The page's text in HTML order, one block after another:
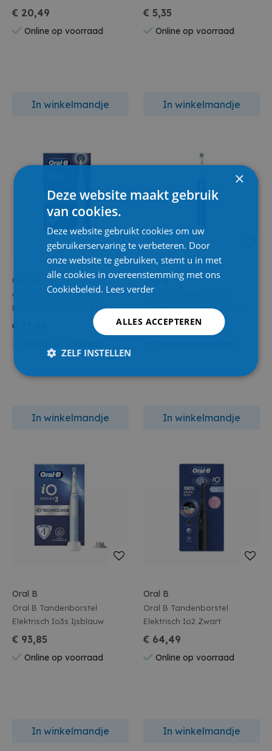
2st
€ 20,49
Online op voorraad
In winkelmandje
€ 5,35
Online op voorraad
In winkelmandje
Oral B
Oral B Tandenborstel
Elektrisch Pro 3000 Blauw
€ 71,99
In winkelmandje
Oral B
Oral B Tandenborstel
Elektrisch Io3s Mat Zwart
€ 93,65
In winkelmandje
Oral B
Oral B Tandenborstel
Elektrisch Io3s Ijsblauw
€ 93,85
Online op voorraad
In winkelmandje
Oral B
Oral B Tandenborstel
Elektrisch Io2 Zwart
€ 64,49
Online op voorraad
In winkelmandje
×
Deze website maakt gebruik
van cookies.
Deze website gebruikt cookies om uw
gebruikerservaring te verbeteren. Door
onze website te gebruiken, stemt u in met
alle cookies in overeenstemming met ons
Cookiebeleid. Lees verder
ALLES ACCEPTEREN
ZELF INSTELLEN